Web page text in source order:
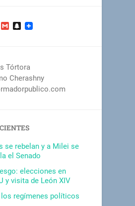
EmailGmailSnapchat
Tórtora
Cherashny
se rebelan y a Milei se
el Senado
elecciones en
y visita de León XIV
regímenes políticos